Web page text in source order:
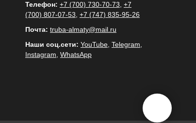
Телефон: +7 (700) 730-70-73 +7
(700) 807-07-53 +7 (747) 835-95-26
Почта: truba-almaty@mail.ru
Наши соц.сети: YouTube Telegram
Instagram WhatsApp